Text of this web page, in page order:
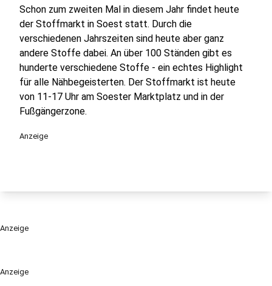
Anzeige
Schon zum zweiten Mal in diesem Jahr findet heute
der Stoffmarkt in Soest statt. Durch die
verschiedenen Jahrszeiten sind heute aber ganz
andere Stoffe dabei. An über 100 Ständen gibt es
hunderte verschiedene Stoffe - ein echtes Highlight
für alle Nähbegeisterten. Der Stoffmarkt ist heute
von 11-17 Uhr am Soester Marktplatz und in der
Fußgängerzone.
Anzeige
Anzeige